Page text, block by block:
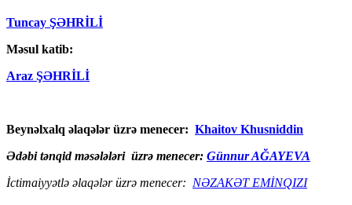
Tuncay ŞƏHRİLİ
Məsul katib:
Araz ŞƏHRİLİ
Beynəlxalq əlaqələr üzrə menecer: Khaitov Khusniddin
Ədəbi tənqid məsələləri üzrə menecer: Günnur AĞAYEVA
İctimaiyyətlə əlaqələr üzrə menecer: NƏZAKƏT EMİNQIZI